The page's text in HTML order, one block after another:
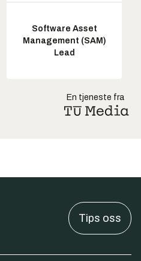
Software Asset
Management (SAM)
Lead
En tjeneste fra
Tips oss